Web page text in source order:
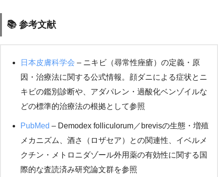
📚 参考文献
日本皮膚科学会 – ニキビ（尋常性痤瘡）の定義・原
因・治療法に関する公式情報。顔ダニによる症状とニ
キビの鑑別診断や、アダパレン・過酸化ベンゾイルな
どの標準的治療法の根拠として参照
PubMed – Demodex folliculorum／brevisの生態・増殖
メカニズム、酒さ（ロザセア）との関連性、イベルメ
クチン・メトロニダゾール外用薬の有効性に関する国
際的な査読済み研究論文群を参照